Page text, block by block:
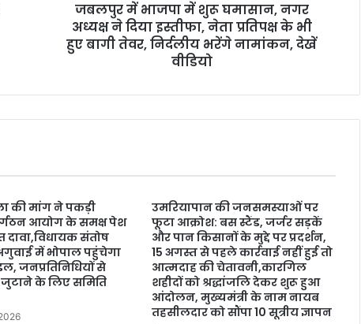
जबलपुर में भाजपा में शुरू घमासान, नगर
अध्यक्ष ने दिया इस्तीफा, नेता प्रतिपक्ष के भी
हुए बागी तेवर, निर्दलीय भरेंगे नामांकन, देखें
वीडियो
की मांग ने पकड़ी
आयोग के समक्ष पेश
दावा,विधायक संतोष
में भोपाल पहुंचेगा
जनप्रतिनिधियों से
जुटाने के लिए समिति
उमरियापान की जनसमस्याओं पर
फूटा आक्रोश: बस स्टैंड, जर्जर सड़कें
और पान किसानों के मुद्दे पर प्रदर्शन,
15 अगस्त से पहले कार्रवाई नहीं हुई तो
आत्मदाह की चेतावनी,कारगिल
शहीदों को श्रद्धांजलि देकर शुरू हुआ
आंदोलन, मुख्यमंत्री के नाम नायब
तहसीलदार को सौंपा 10 सूत्रीय ज्ञापन